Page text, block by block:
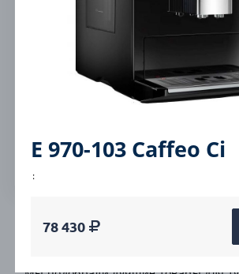
Работаем без
выходных
Быстрая доставка
E 970-103 Caffeo Ci
:
78 430